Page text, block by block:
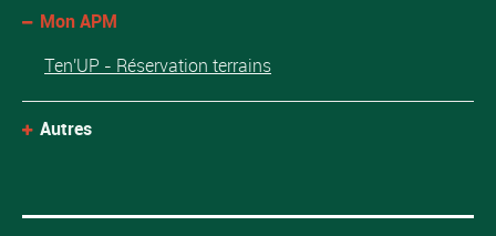
Mon APM
Ten'UP - Réservation terrains
Autres